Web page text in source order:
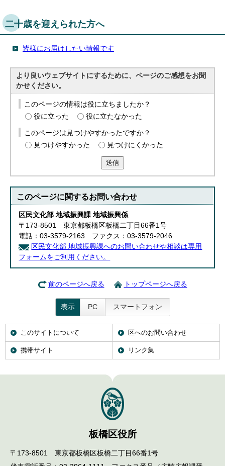
二十歳を迎えられた方へ
皆様にお届けしたい情報です
より良いウェブサイトにするために、ページのご感想をお聞
かせください。
このページの情報は役に立ちましたか？
役に立った
役に立たなかった
このページは見つけやすかったですか？
見つけやすかった
見つけにくかった
送信
このページに関するお問い合わせ
区民文化部 地域振興課 地域振興係
〒173-8501 東京都板橋区板橋二丁目66番1号
電話：03-3579-2163 ファクス：03-3579-2046
区民文化部 地域振興課へのお問い合わせや相談は専用
フォームをご利用ください。
前のページへ戻る トップページへ戻る
表示 PC スマートフォン
このサイトについて 区へのお問い合わせ
携帯サイト リンク集
板橋区役所
〒173-8501 東京都板橋区板橋二丁目66番1号